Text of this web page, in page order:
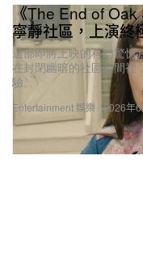
Entertainment 娛樂
《The End of Oak
寧靜社區，上演終
這部即將上映的科幻驚悚
在封閉幽暗的社區空間裡
驗。
2026年6